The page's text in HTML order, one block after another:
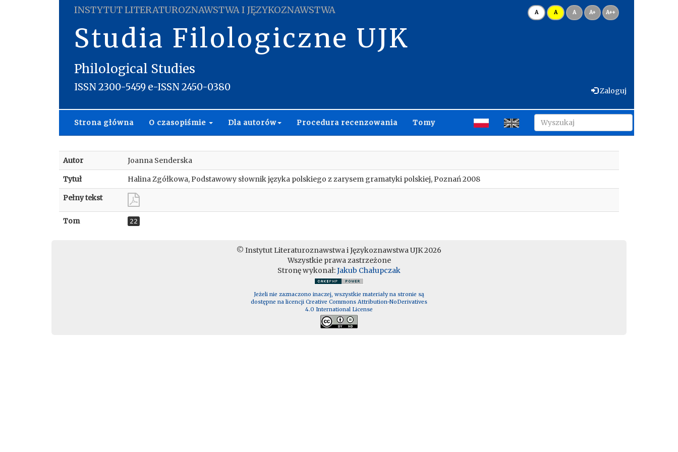
INSTYTUT LITERATUROZNAWSTWA I JĘZYKOZNAWSTWA
Studia Filologiczne UJK
Philological Studies
ISSN 2300-5459 e-ISSN 2450-0380
A A A A+ A++
Zaloguj
Strona główna O czasopiśmie Dla autorów Procedura recenzowania Tomy
Autor Joanna Senderska
Tytuł Halina Zgółkowa, Podstawowy słownik języka polskiego z zarysem gramatyki polskiej, Poznań 2008
Pełny tekst
Tom 22
© Instytut Literaturoznawstwa i Językoznawstwa UJK 2026
Wszystkie prawa zastrzeżone
Stronę wykonał:Jakub Chałupczak
Jeżeli nie zaznaczono inaczej, wszystkie materiały na stronie są
dostępne na licencji Creative Commons Attribution-NoDerivatives
4.0 International License